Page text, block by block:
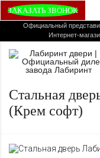
ЗАКАЗАТЬ ЗВОНОК
Официальный
Интернет-
Стальная
(Крем софт)